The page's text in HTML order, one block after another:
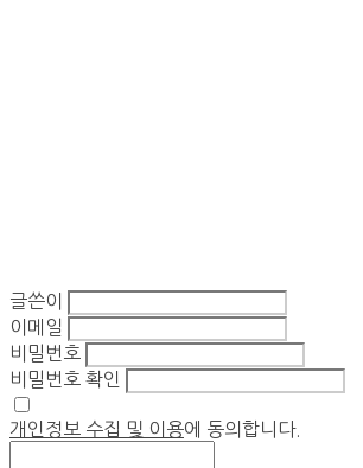
글쓴이
이메일
비밀번호
비밀번호 확인
개인정보 수집 및 이용에 동의합니다.